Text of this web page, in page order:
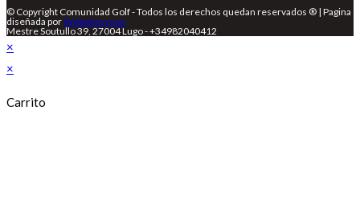
© Copyright Comunidad Golf - Todos los derechos quedan reservados ® | Pagina
diseñada porWebsitesyseo
Mestre Soutullo 39, 27004 Lugo - +34982040412
×
×
Carrito